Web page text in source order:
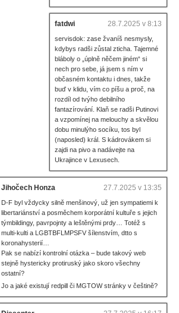
fatdwi 28.7.2025 v 8:13
servisdok: zase žvaníš nesmysly,
kdybys radši zůstal zticha. Tajemné
bláboly o „úplně něčem jiném“ si
nech pro sebe, já jsem s ním v
občasném kontaktu i dnes, takže
buď v klidu, vím co píšu a proč, na
rozdíl od tvýho debilního
fantazírování. Klaň se radši Putinovi
a vzpomínej na melouchy a skvělou
dobu minulýho socíku, tos byl
(naposled) král. S kádrovákem si
zajdi na pivo a nadávejte na
Ukrajince v Lexusech.
Jihočech Honza 27.7.2025 v 13:35
D-F byl vždycky silně menšinový, už jen sympatiemi k
libertariánství a posměchem korporátní kultuře s jejich
týmbildingy, pavrpojnty a leštěnými prdy… Totéž s
multi-kulti a LGBTBFLMPSFV šílenstvím, dtto s
koronahysterií…
Pak se nabízí kontrolní otázka – bude takový web
stejně hystericky protiruský jako skoro všechny
ostatní?
Jo a jaké existují redpill či MGTOW stránky v češtině?